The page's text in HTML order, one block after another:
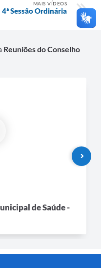
MAIS VÍDEOS
4ª Sessão Ordinária
Reuniões do Conselho
de Saúde -